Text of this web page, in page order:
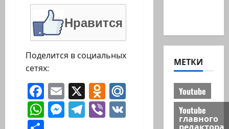
Нравится
Поделится в социальных
сетях:
Facebook
Email
X Odnoklassniki
Mail.Ru
WhatsApp
Messenger
Telegram
Viber
МЕТКИ
Youtube
Youtube
главного
редактора